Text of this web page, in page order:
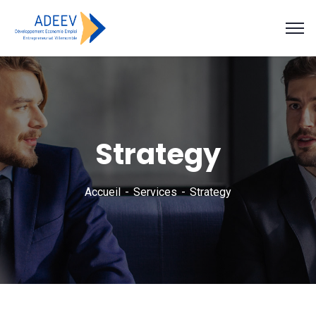
Strategy
Accueil Services Strategy